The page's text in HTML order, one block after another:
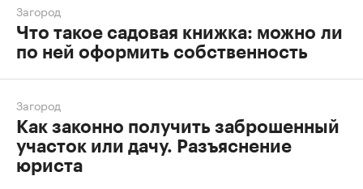
Загород
Что такое садовая книжка: можно ли
по ней оформить собственность
Загород
Как законно получить заброшенный
участок или дачу. Разъяснение
юриста